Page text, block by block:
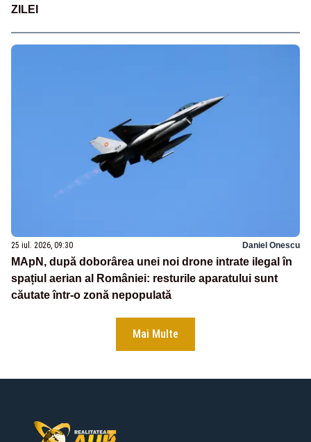
ZILEI
25 iul. 2026, 09:30 Daniel Onescu
MApN, după doborârea unei noi drone intrate ilegal în
spațiul aerian al României: resturile aparatului sunt
căutate într-o zonă nepopulată
Mai Multe